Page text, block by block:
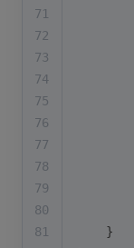
71
72
73
74
75
76
77
78
79
80
81
    }